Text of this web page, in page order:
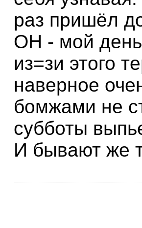
раз пришёл
ОН - мой день
из=зи этого
наверное
бомжами не
субботы
И бывают же